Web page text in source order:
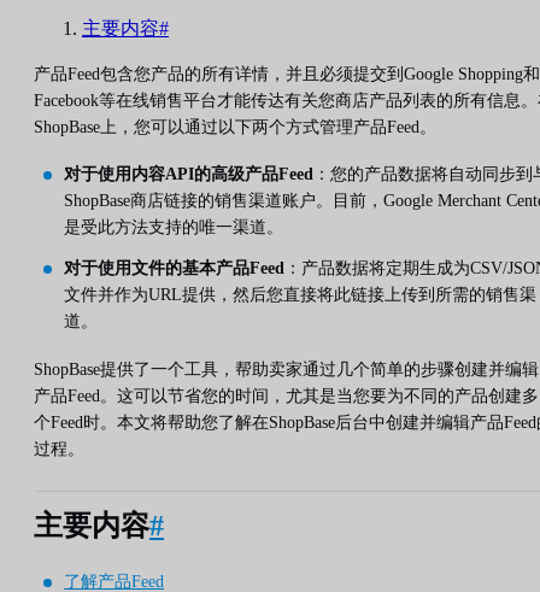
主要内容#
产品Feed包含您产品的所有详情，并且必须提交到Google Shopping和
Facebook等在线销售平台才能传达有关您商店产品列表的所有信息
ShopBase上，您可以通过以下两个方式管理产品Feed。
对于使用内容API的高级产品Feed ：您的产品数据将自动同步到
ShopBase商店链接的销售渠道账户。目前，Google Merchant
是受此方法支持的唯一渠道。
对于使用文件的基本产品Feed ：产品数据将定期生成为CSV/
文件并作为URL提供，然后您直接将此链接上传到所需的销售渠
道。
ShopBase提供了一个工具，帮助卖家通过几个简单的步骤创建并编辑
产品Feed。这可以节省您的时间，尤其是当您要为不同的产品创建多
个Feed时。本文将帮助您了解在ShopBase后台中创建并编辑产品Feed
过程。
主要内容#
了解产品Feed